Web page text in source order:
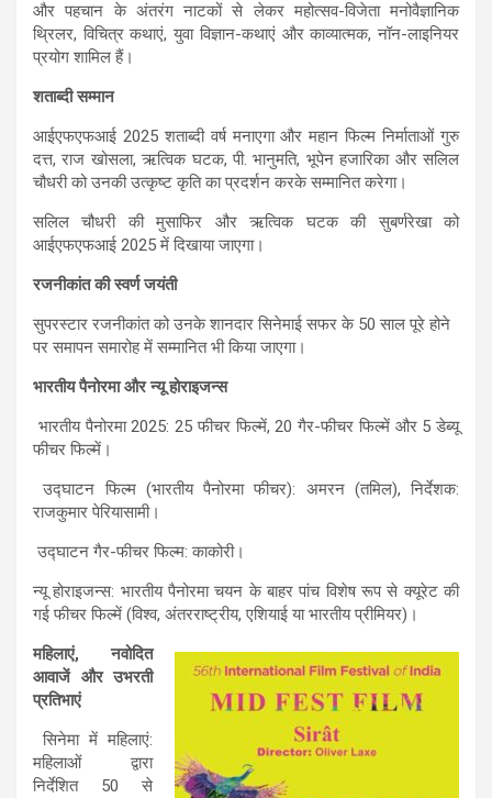
और पहचान के अंतरंग नाटकों से लेकर महोत्सव-विजेता मनोवैज्ञानिक
थ्रिलर, विचित्र कथाएं, युवा विज्ञान-कथाएं और काव्यात्मक, नॉन-लाइनियर
प्रयोग शामिल हैं।
शताब्दी सम्मान
आईएफएफआई 2025 शताब्दी वर्ष मनाएगा और महान फिल्म निर्माताओं गुरु
दत्त, राज खोसला, ऋत्विक घटक, पी. भानुमति, भूपेन हजारिका और सलिल
चौधरी को उनकी उत्कृष्ट कृति का प्रदर्शन करके सम्मानित करेगा।
सलिल चौधरी की मुसाफिर और ऋत्विक घटक की सुबर्णरेखा को
आईएफएफआई 2025 में दिखाया जाएगा।
रजनीकांत की स्वर्ण जयंती
सुपरस्टार रजनीकांत को उनके शानदार सिनेमाई सफर के 50 साल पूरे होने
पर समापन समारोह में सम्मानित भी किया जाएगा।
भारतीय पैनोरमा और न्यू होराइजन्स
भारतीय पैनोरमा 2025: 25 फीचर फिल्में, 20 गैर-फीचर फिल्में और 5 डेब्यू
फीचर फिल्में।
उद्घाटन फिल्म (भारतीय पैनोरमा फीचर): अमरन (तमिल), निर्देशक:
राजकुमार पेरियासामी।
उद्घाटन गैर-फीचर फिल्म: काकोरी।
न्यू होराइजन्स: भारतीय पैनोरमा चयन के बाहर पांच विशेष रूप से क्यूरेट की
गई फीचर फिल्में (विश्व, अंतरराष्ट्रीय, एशियाई या भारतीय प्रीमियर)।
महिलाएं,नवोदित
आवाजें और उभरती
प्रतिभाएं
सिनेमा में महिलाएं:
महिलाओं द्वारा
निर्देशित 50 से